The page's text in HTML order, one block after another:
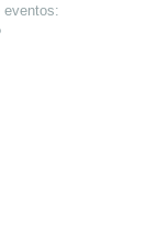
eventos: